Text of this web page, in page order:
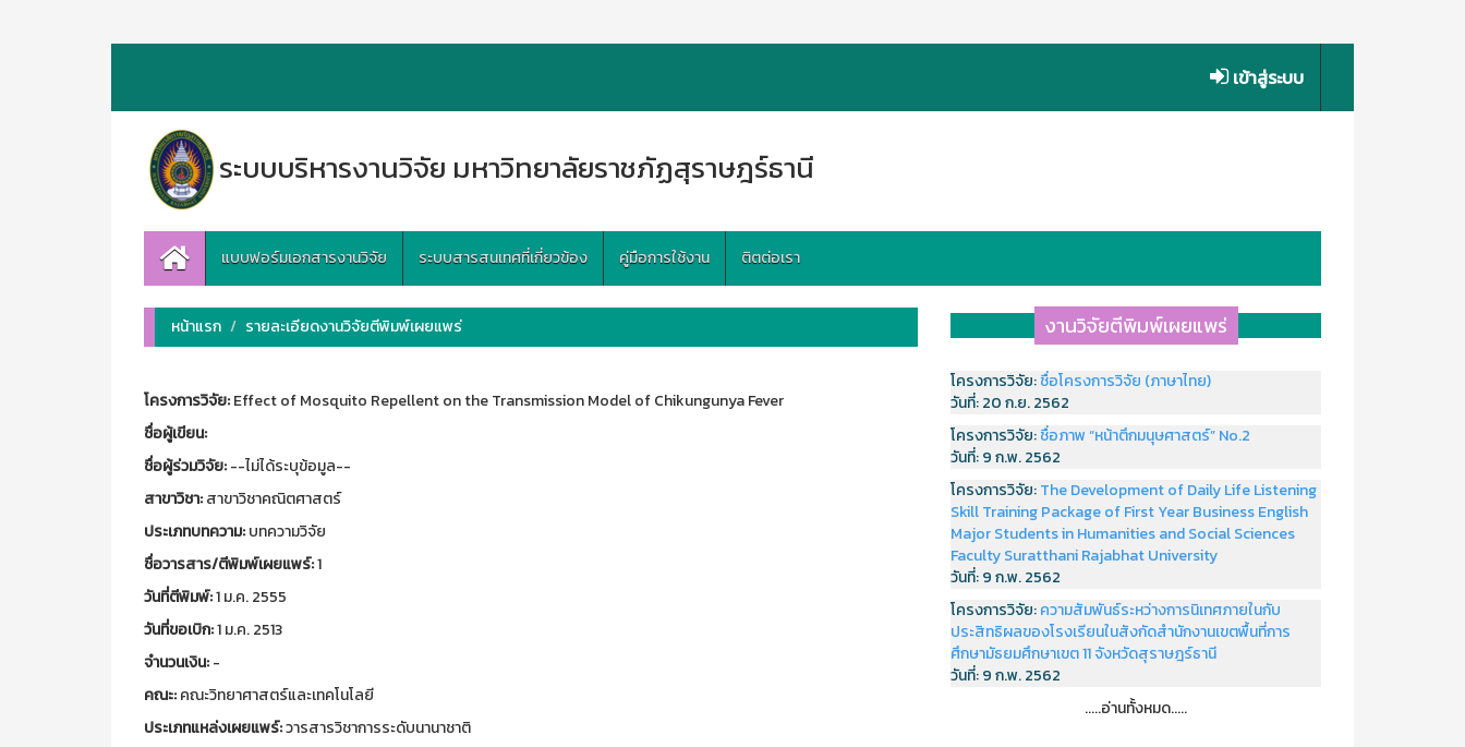
เข้าสู่ระบบ
ระบบบริหารงานวิจัย มหาวิทยาลัยราชภัฏสุราษฎร์ธานี
แบบฟอร์มเอกสารงานวิจัย ระบบสารสนเทศที่เกี่ยวข้อง คู่มือการใช้งาน ติตต่อเรา
หน้าแรก รายละเอียดงานวิจัยตีพิมพ์เผยแพร่
โครงการวิจัย:Effect of Mosquito Repellent on the Transmission Model of Chikungunya Fever
ชื่อผู้เขียน:
ชื่อผู้ร่วมวิจัย:--ไม่ได้ระบุข้อมูล--
สาขาวิชา:สาขาวิชาคณิตศาสตร์
ประเภทบทความ:บทความวิจัย
ชื่อวารสาร/ตีพิมพ์เผยแพร์:1
วันที่ตีพิมพ์:1 ม.ค. 2555
วันที่ขอเบิก:1 ม.ค. 2513
จำนวนเงิน:-
คณะ:คณะวิทยาศาสตร์และเทคโนโลยี
ประเภทแหล่งเผยแพร์:วารสารวิชาการระดับนานาชาติ
งานวิจัยตีพิมพ์เผยแพร่
โครงการวิจัย:ชื่อโครงการวิจัย (ภาษาไทย)
วันที่:20 ก.ย. 2562
โครงการวิจัย:ชื่อภาพ “หน้าตึกมนุษศาสตร์” No.2
วันที่:9 ก.พ. 2562
โครงการวิจัย:The Development of Daily Life Listening
Skill Training Package of First Year Business English
Major Students in Humanities and Social Sciences
Faculty Suratthani Rajabhat University
วันที่:9 ก.พ. 2562
โครงการวิจัย:ความสัมพันธ์ระหว่างการนิเทศภายในกับ
ประสิทธิผลของโรงเรียนในสังกัดสำนักงานเขตพื้นที่การ
ศึกษามัธยมศึกษาเขต 11 จังหวัดสุราษฎร์ธานี
วันที่:9 ก.พ. 2562
.....อ่านทั้งหมด.....